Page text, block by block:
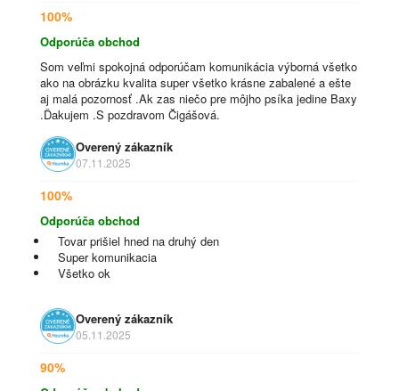
100%
Odporúča obchod
Som veľmi spokojná odporúčam komunikácia výborná všetko
ako na obrázku kvalita super všetko krásne zabalené a ešte
aj malá pozornosť .Ak zas niečo pre môjho psíka jedine Baxy
.Ďakujem .S pozdravom Čigášová.
Overený zákazník
07.11.2025
100%
Odporúča obchod
Tovar prišiel hned na druhý den
Super komunikacia
Všetko ok
Overený zákazník
05.11.2025
90%